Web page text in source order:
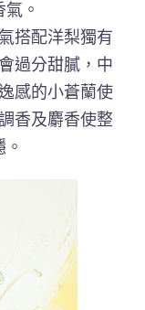
。
搭配洋梨獨有
過分甜膩，中
感的小蒼蘭使
香及麝香使整